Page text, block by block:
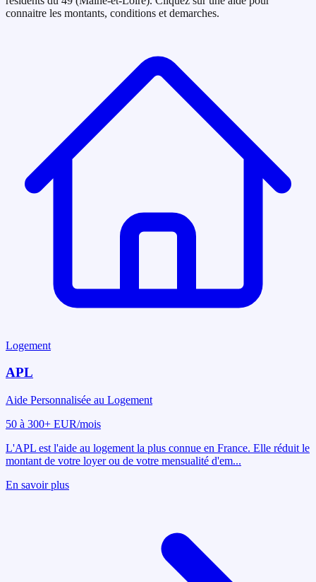
connaitre les montants, conditions et demarches.
Logement
APL
Aide Personnalisée au Logement
50 à 300+ EUR/mois
L'APL est l'aide au logement la plus connue en France. Elle réduit le
montant de votre loyer ou de votre mensualité d'em...
En savoir plus